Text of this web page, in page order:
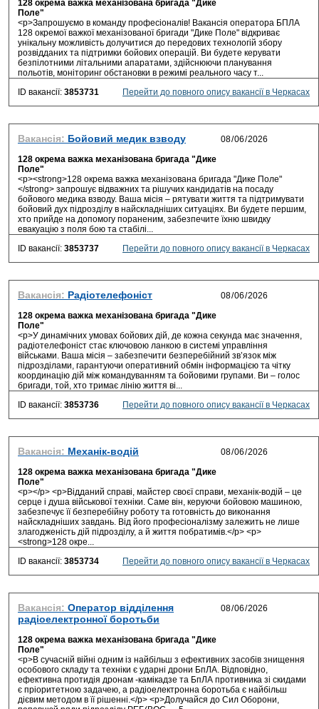
128 окрема важка механізована бригада "Дике
Поле"
<p>Запрошуємо в команду професіоналів! Вакансія оператора БПЛА
128 окремої важкої механізованої бригади "Дике Поле" відкриває
унікальну можливість долучитися до передових технологій збору
розвідданих та підтримки бойових операцій. Ви будете керувати
безпілотними літальними апаратами, здійснюючи планування
польотів, моніторинг обстановки в режимі реального часу т...
ID вакансії: 3853731 Перейти до повного опису вакансії в Черкасах
Вакансія: Бойовий медик взводу
128 окрема важка механізована бригада "Дике
Поле"
<p><strong>128 окрема важка механізована бригада "Дике Поле"
</strong> запрошує відважних та рішучих кандидатів на посаду
бойового медика взводу. Ваша місія – рятувати життя та підтримувати
бойовий дух підрозділу в найскладніших ситуаціях. Ви будете першим,
хто прийде на допомогу пораненим, забезпечите їхню швидку
евакуацію з поля бою та стабілі...
ID вакансії: 3853737 Перейти до повного опису вакансії в Черкасах
Вакансія: Радіотелефоніст
128 окрема важка механізована бригада "Дике
Поле"
<p>У динамічних умовах бойових дій, де кожна секунда має значення,
радіотелефоніст стає ключовою ланкою в системі управління
військами. Ваша місія – забезпечити безперебійний зв’язок між
підрозділами, гарантуючи оперативний обмін інформацією та чітку
координацію дій між командуванням та бойовими групами. Ви – голос
бригади, той, хто тримає лінію життя ві...
ID вакансії: 3853736 Перейти до повного опису вакансії в Черкасах
Вакансія: Механік-водій
128 окрема важка механізована бригада "Дике
Поле"
<p></p> <p>Відданий справі, майстер своєї справи, механік-водій – це
серце і душа військової техніки. Саме він, керуючи бойовою машиною,
забезпечує її безперебійну роботу та готовність до виконання
найскладніших завдань. Від його професіоналізму залежить не лише
злагодженість дій підрозділу, а й життя побратимів.</p> <p>
<strong>128 окре...
ID вакансії: 3853734 Перейти до повного опису вакансії в Черкасах
Вакансія: Оператор відділення
радіоелектронної боротьби
128 окрема важка механізована бригада "Дике
Поле"
<p>В сучасній війні одним із найбільш з ефективних засобів знищення
особового складу та техніки є ударні дрони БпЛА. Відповідно,
ефективна протидія дронам -камікадзе та БпЛА противника зі скидами
є пріоритетною задачею, а радіоелектронна боротьба є найбільш
дієвим методом в її рішенні.</p> <p>Долучайся до Сил Оборони,